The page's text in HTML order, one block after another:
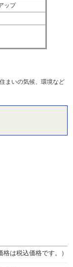
アップ
まいの気候、環境など
格は税込価格です。）